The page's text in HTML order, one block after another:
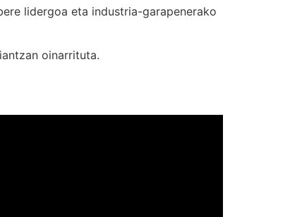
lidergoa eta industria-garapenerako
oinarrituta.